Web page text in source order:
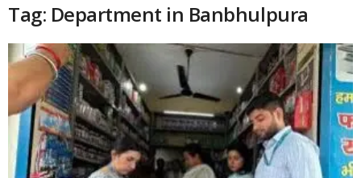
Tag: Department in Banbhulpura